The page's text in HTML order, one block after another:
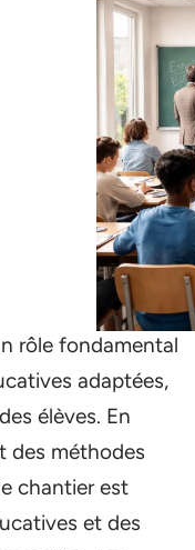
rôle fondamental
adaptées,
élèves. En
des méthodes
chantier est
et des